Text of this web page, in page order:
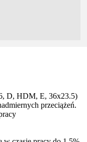
D, HDM, E, 36x23.5)
przeciążeń.